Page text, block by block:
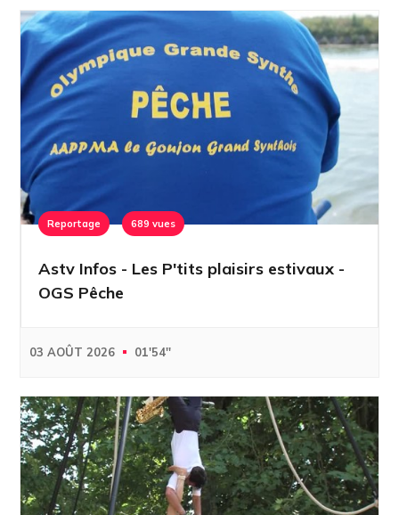
Reportage 689 vues
Astv Infos - Les P'tits plaisirs estivaux -
OGS Pêche
03 AOÛT 2026 01'54''